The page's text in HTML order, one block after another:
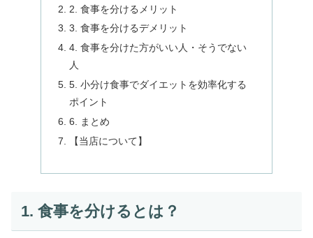
2. 食事を分けるメリット
3. 食事を分けるデメリット
4. 食事を分けた方がいい人・そうでない
人
5. 小分け食事でダイエットを効率化する
ポイント
6. まとめ
【当店について】
1. 食事を分けるとは？